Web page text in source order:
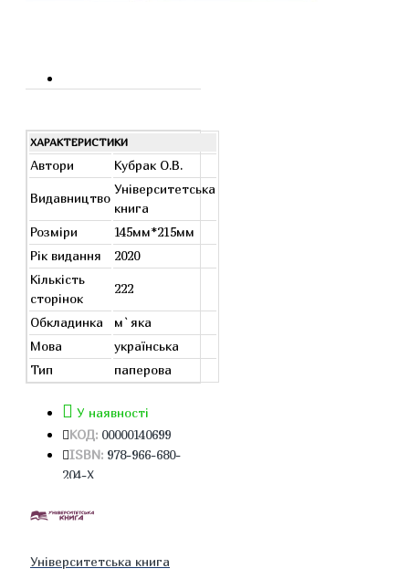
ХАРАКТЕРИСТИКИ
Автори Кубрак О.В.
Видавництво
Університетська
книга
Розміри
145мм*215мм
Рік видання
2020
Кількість
сторінок
222
Обкладинка
м`яка
Мова
українська
Тип
паперова
У наявності
КОД: 00000140699
ISBN: 978-966-680-
204-Х
Університетська книга